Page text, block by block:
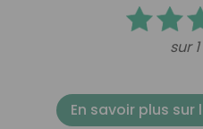
sur
En savoir plus sur